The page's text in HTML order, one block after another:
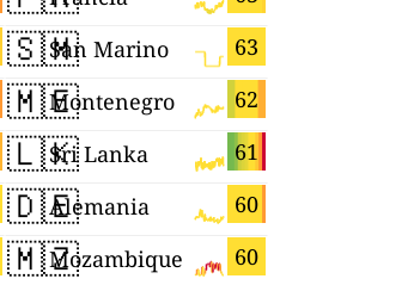
🇸🇲 63
San Marino
🇲🇪 62
Montenegro
🇱🇰 61
Sri Lanka
🇩🇪 60
Alemania
🇲🇿 60
Mozambique